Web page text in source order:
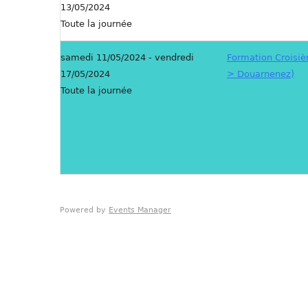
13/05/2024
Toute la journée
samedi 11/05/2024 - vendredi
17/05/2024
Toute la journée
Formation
> Douarnenez)
Powered by Events Manager